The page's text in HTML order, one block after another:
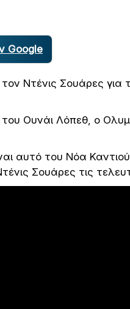
Google
Ντένις Σουάρες για
Ουνάι Λόπεθ, ο
αυτό του Νόα
Σουάρες τις